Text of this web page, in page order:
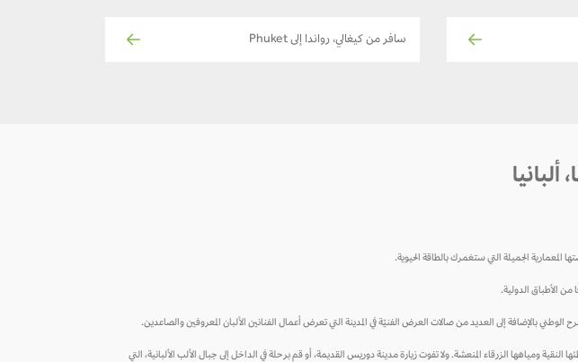
سافر من كيغالي، رواندا إلى Phuket
ألبانيا
الجميلة التي ستغمرك بالطاقة الحيوية.
من الأطباق الدولية.
الوطني بالإضافة إلى العديد من صالات العرض الفنيّة في المدينة التي تعرض أعمال الفنانين الألبان المعروفين والصاعدين.
النقية ومياهها الزرقاء المنعشة. ولا تفوت زيارة مدينة دوريس القديمة، أو قم برحلة في الداخل إلى جبال الألب الألبانية، التي